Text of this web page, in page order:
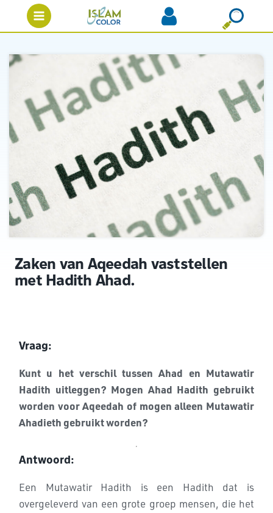
Zaken van Aqeedah vaststellen
met Hadith Ahad.
Vraag:
Kunt u het verschil tussen Ahad en Mutawatir
Hadith uitleggen? Mogen Ahad Hadith gebruikt
worden voor Aqeedah of mogen alleen Mutawatir
Ahadieth gebruikt worden?
Antwoord:
Een Mutawatir Hadith is een Hadith dat is
overgeleverd van een grote groep mensen, die het